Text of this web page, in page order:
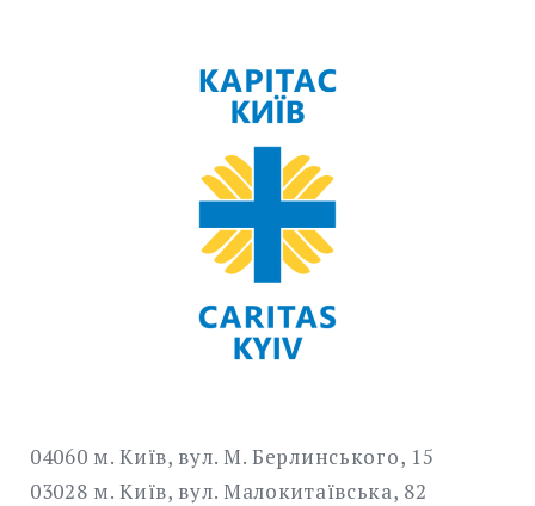
04060 м. Київ, вул. М. Берлинського, 15
03028 м. Київ, вул. Малокитаївська, 82